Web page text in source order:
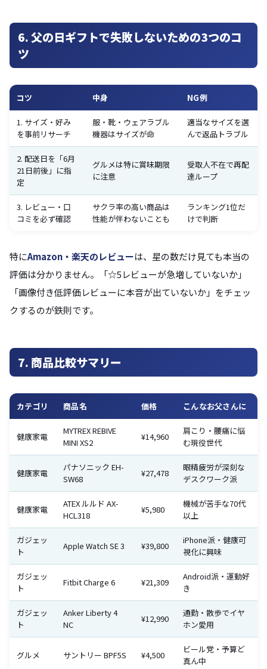
6. 父の日ギフトで失敗しないための3つのコ
ツ
コツ 中身 NG例
1. サイズ・好み
を事前リサーチ
服・靴・ウェアラブル
機器はサイズが命
適当なサイズを選
んで返品トラブル
2. 配送日を「6月
21日前後」に指
定
グルメは特に賞味期限
に注意
受取人不在で再配
達ループ
3. レビュー・口
コミを必ず確認
サクラ率の高い商品は
性能が伴わないことも
ランキング1位だ
けで判断
特にAmazon・楽天のレビューは、星の数だけ見ても本当の
評価は分かりません。「☆5レビューが急増していないか」
「画像付き低評価レビューに本音が出ていないか」をチェッ
クするのが鉄則です。
7. 商品比較サマリー
カテゴリ 商品名 価格 こんなお父さんに
健康家電
MYTREX REBIVE
MINI XS2
¥14,960
肩こり・腰痛に悩
む現役世代
健康家電
パナソニック EH-
SW68
¥27,478
眼精疲労が深刻な
デスクワーク派
健康家電
ATEX ルルド AX-
HCL318
¥5,980
機械が苦手な70代
以上
ガジェッ
ト
Apple Watch SE 3 ¥39,800
iPhone派・健康可
視化に興味
ガジェッ
ト
Fitbit Charge 6 ¥21,309
Android派・運動好
き
ガジェッ
ト
Anker Liberty 4
NC
¥12,990
通勤・散歩でイヤ
ホン愛用
グルメ サントリー BPF5S ¥4,500
ビール党・予算ど
真ん中